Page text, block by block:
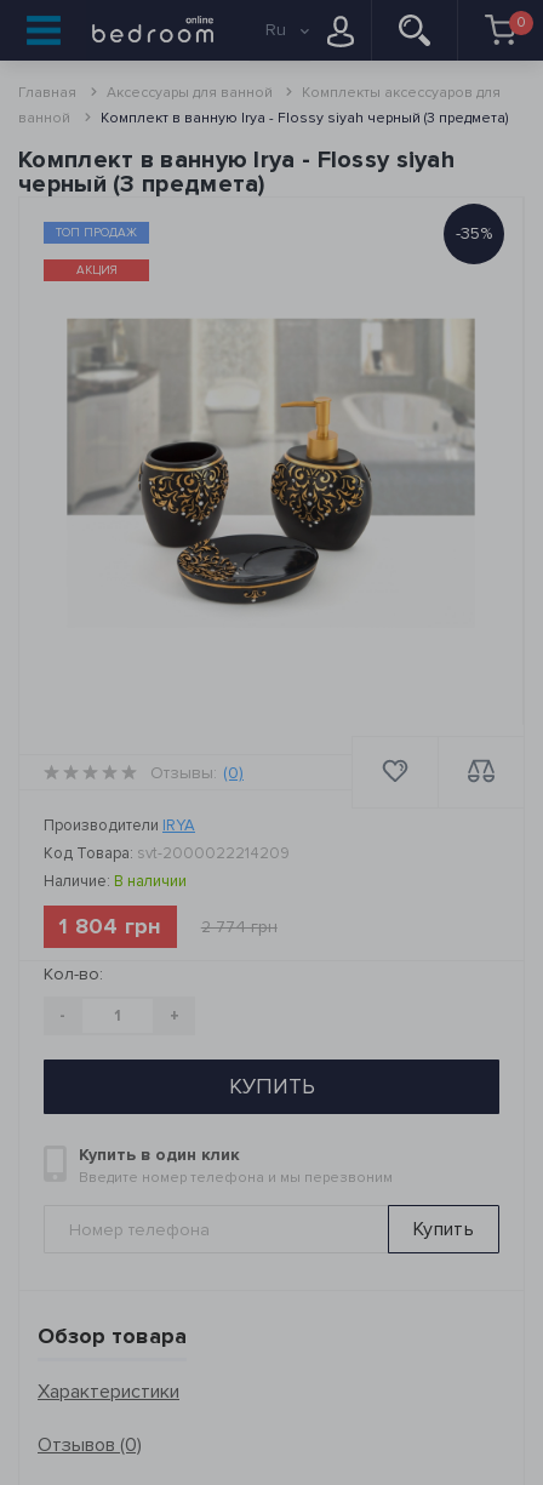
Ru 0
Главная Аксессуары для ванной
Комплекты аксессуаров для
ванной
Комплект в ванную Irya - Flossy siyah черный (3 предмета)
Комплект в ванную Irya - Flossy siyah
черный (3 предмета)
-35%
ТОП ПРОДАЖ
АКЦИЯ
Отзывы: (0)
Производители IRYA
Код Товара: svt-2000022214209
Наличие: В наличии
1 804 грн 2 774 грн
Кол-во:
- +
КУПИТЬ
Купить в один клик
Введите номер телефона и мы перезвоним
Купить
Обзор товара
Характеристики
Отзывов (0)